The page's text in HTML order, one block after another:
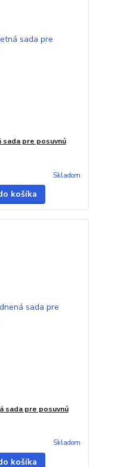
sada pre posuvnú
Skladom
košíka
sada pre posuvnú
Skladom
košíka